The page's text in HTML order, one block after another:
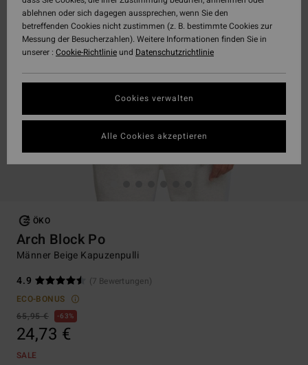
ÖKO
Arch Block Po
Männer Beige Kapuzenpulli
4.9
(7 Bewertungen)
ECO-BONUS
65,95 €
63%
24,73 €
SALE
ablehnen oder sich dagegen aussprechen, wenn Sie den
betreffenden Cookies nicht zustimmen (z. B. bestimmte Cookies zur
Messung der Besucherzahlen). Weitere Informationen finden Sie in
unserer : Cookie-Richtlinieund Datenschutzrichtlinie
Cookies verwalten
Alle Cookies akzeptieren